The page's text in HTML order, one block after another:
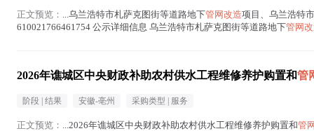
正文预览： ...乌兰浩特市札萨克图街等道路地下管网改造项目、乌兰浩特
610021766461754 公示详细信息 乌兰浩特市札萨克图街等道路地下管网
2026年谯城区中央财政补助农村供水工程维修养护购置和管
阶段 | 结果 安徽-亳州 采购类型 | 服务
正文预览： ...2026年谯城区中央财政补助农村供水工程维修养护购置和管